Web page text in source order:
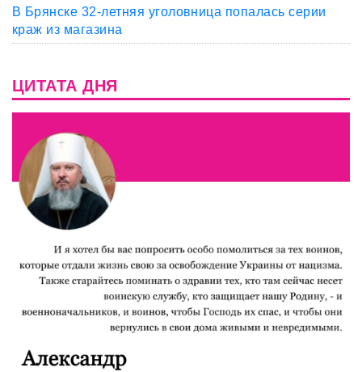
В Брянске 32-летняя уголовница попалась серии
краж из магазина
ЦИТАТА ДНЯ